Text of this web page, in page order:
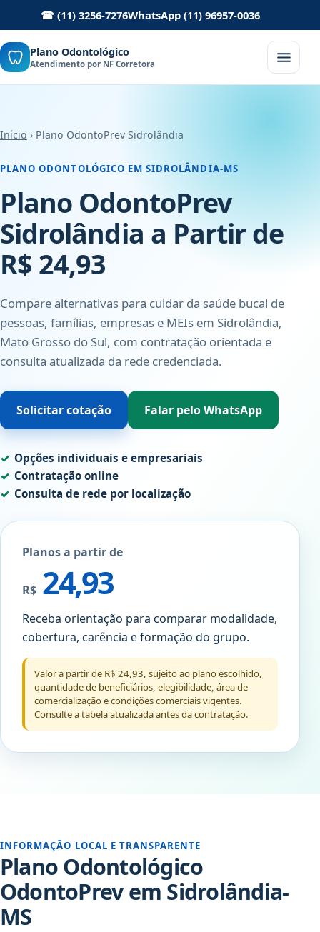
☎ (11) 3256-7276WhatsApp (11) 96957-0036
Plano Odontológico
Atendimento por NF Corretora
Início › Plano OdontoPrev Sidrolândia
PLANO ODONTOLÓGICO EM SIDROLÂNDIA-MS
Plano OdontoPrev
Sidrolândia a Partir de
R$ 24,93
Compare alternativas para cuidar da saúde bucal de
pessoas, famílias, empresas e MEIs em Sidrolândia,
Mato Grosso do Sul, com contratação orientada e
consulta atualizada da rede credenciada.
Solicitar cotação Falar pelo WhatsApp
Opções individuais e empresariais
Contratação online
Consulta de rede por localização
Planos a partir de
R$ 24,93
Receba orientação para comparar modalidade,
cobertura, carência e formação do grupo.
Valor a partir de R$ 24,93, sujeito ao plano escolhido,
quantidade de beneficiários, elegibilidade, área de
comercialização e condições comerciais vigentes.
Consulte a tabela atualizada antes da contratação.
INFORMAÇÃO LOCAL E TRANSPARENTE
Plano Odontológico
OdontoPrev em Sidrolândia-
MS